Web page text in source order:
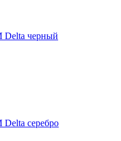
Delta черный
серебро